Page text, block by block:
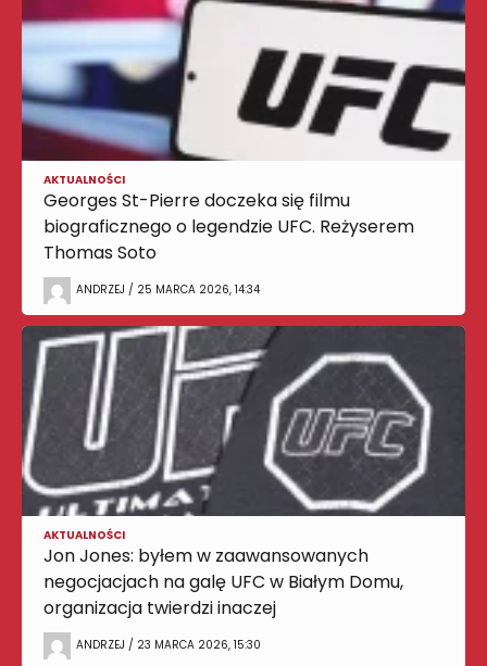
AKTUALNOŚCI
Georges St-Pierre doczeka się filmu
biograficznego o legendzie UFC. Reżyserem
Thomas Soto
ANDRZEJ / 25 MARCA 2026, 14:34
AKTUALNOŚCI
Jon Jones: byłem w zaawansowanych
negocjacjach na galę UFC w Białym Domu,
organizacja twierdzi inaczej
ANDRZEJ / 23 MARCA 2026, 15:30